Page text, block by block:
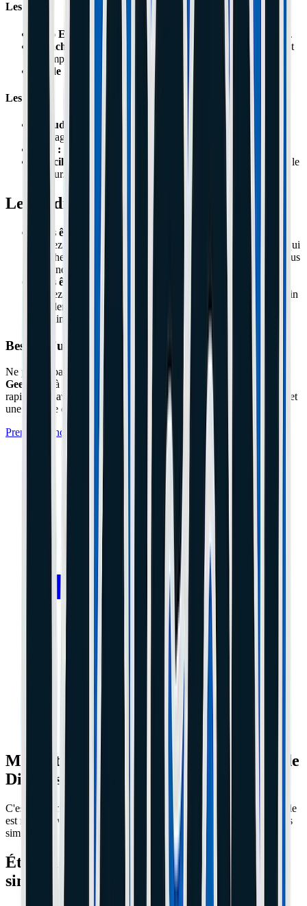
Les Plus
Zéro Entretien :
On peut rouler 5000 km sans rien toucher.
Étanche :
La pluie ou la boue ne rentrent pas. Ça freine tout
le temps pareil.
Solide :
Impossible à voiler ou casser.
Les Moins
Chaud :
Surchauffe dans les très longues descentes de
montagne.
Mou :
Difficile à réparer :
Si ça casse (rare), il faut démonter tout le
moteur.
Le Verdict de l'Atelier
Vous êtes un "Véltafeur" (Trajets Boulot/Dodo) :
Prenez du
(Ninebot). Vous voulez une machine qui
marche le matin sans avoir à régler un étrier à la clé Allen tous
les lundis.
Vous êtes un "Pilote" (Sensations/Vitesse) :
Prenez du
(Xiaomi Pro / Dualtron). Vous avez besoin
de piler fort face à un danger et vous aimez bricoler votre
machine.
Besoin d'un expert à Cannes ou Le Cannet ?
Ne prenez pas de risques avec votre matériel. L'atelier
Geek
situé à Cannes (06) prend en charge cette réparation
rapidement avec un diagnostic professionnel, des pièces certifiées et
une garantie de 1 an.
Prendre Rendez-vous à l'Atelier
Ma trottinette ne s'allume plus : Guide de
Diagnostic (Ne jetez rien !)
C'est la panne la plus effrayante. Hier elle marchait, aujourd'hui elle
est morte. Avant de commander une batterie à 200€, faites ces tests
simples.
Étape 1 : Le test du Chargeur (Le plus
simple)